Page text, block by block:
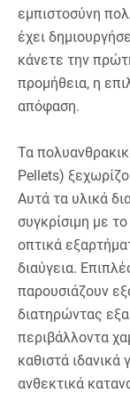
εμπιστοσύνη
έχει
κάνετε την
προμήθεια, η
απόφαση.
Τα
Pellets)
Αυτά τα υλικά
συγκρίσιμη με
οπτικά
διαύγεια.
παρουσιάζουν
διατηρώντας
περιβάλλοντα
καθιστά ιδανικά
ανθεκτικά